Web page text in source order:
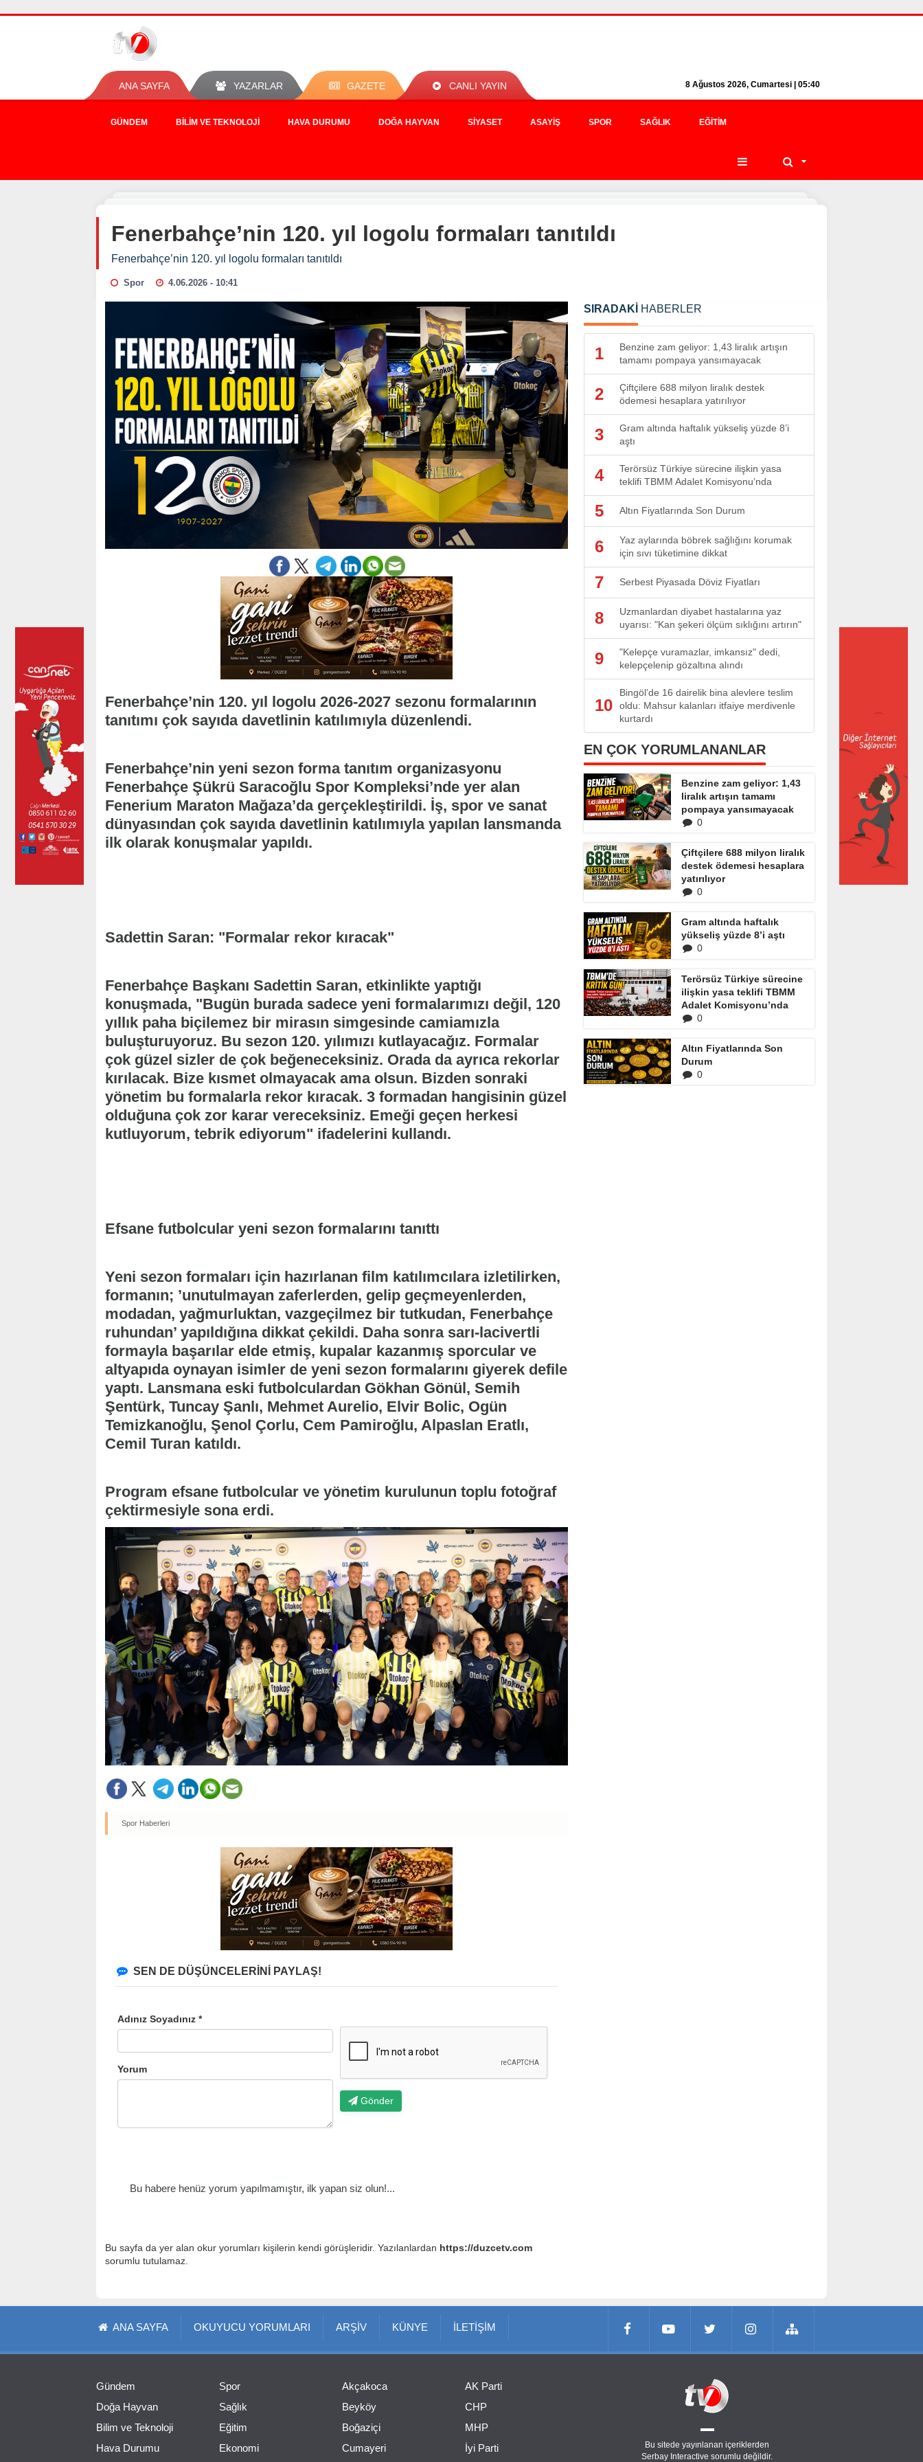
ANA SAYFA YAZARLAR GAZETE CANLI YAYIN 8 Ağustos 2026, Cumartesi | 05:40
GÜNDEM BILIM VE TEKNOLOJI HAVA DURUMU DOĞA HAYVAN SIYASET ASAYIŞ SPOR SAĞLIK EĞITIM
Fenerbahçe’nin 120. yıl logolu formaları tanıtıldı
Fenerbahçe’nin 120. yıl logolu formaları tanıtıldı
Spor 4.06.2026 - 10:41
Fenerbahçe’nin 120. yıl logolu 2026-2027 sezonu formalarının
tanıtımı çok sayıda davetlinin katılımıyla düzenlendi.
Fenerbahçe’nin yeni sezon forma tanıtım organizasyonu
Fenerbahçe Şükrü Saracoğlu Spor Kompleksi’nde yer alan
Fenerium Maraton Mağaza’da gerçekleştirildi. İş, spor ve sanat
dünyasından çok sayıda davetlinin katılımıyla yapılan lansmanda
ilk olarak konuşmalar yapıldı.
Sadettin Saran: "Formalar rekor kıracak"
Fenerbahçe Başkanı Sadettin Saran, etkinlikte yaptığı
konuşmada, "Bugün burada sadece yeni formalarımızı değil, 120
yıllık paha biçilemez bir mirasın simgesinde camiamızla
buluşturuyoruz. Bu sezon 120. yılımızı kutlayacağız. Formalar
çok güzel sizler de çok beğeneceksiniz. Orada da ayrıca rekorlar
kırılacak. Bize kısmet olmayacak ama olsun. Bizden sonraki
yönetim bu formalarla rekor kıracak. 3 formadan hangisinin güzel
olduğuna çok zor karar vereceksiniz. Emeği geçen herkesi
kutluyorum, tebrik ediyorum" ifadelerini kullandı.
Efsane futbolcular yeni sezon formalarını tanıttı
Yeni sezon formaları için hazırlanan film katılımcılara izletilirken,
formanın; ’unutulmayan zaferlerden, gelip geçmeyenlerden,
modadan, yağmurluktan, vazgeçilmez bir tutkudan, Fenerbahçe
ruhundan’ yapıldığına dikkat çekildi. Daha sonra sarı-lacivertli
formayla başarılar elde etmiş, kupalar kazanmış sporcular ve
altyapıda oynayan isimler de yeni sezon formalarını giyerek defile
yaptı. Lansmana eski futbolculardan Gökhan Gönül, Semih
Şentürk, Tuncay Şanlı, Mehmet Aurelio, Elvir Bolic, Ogün
Temizkanoğlu, Şenol Çorlu, Cem Pamiroğlu, Alpaslan Eratlı,
Cemil Turan katıldı.
Program efsane futbolcular ve yönetim kurulunun toplu fotoğraf
çektirmesiyle sona erdi.
Spor Haberleri
SEN DE DÜŞÜNCELERİNİ PAYLAŞ!
Adınız Soyadınız *
Yorum
Gönder
Bu habere henüz yorum yapılmamıştır, ilk yapan siz olun!...
Bu sayfa da yer alan okur yorumları kişilerin kendi görüşleridir. Yazılanlardan https://duzcetv.com
sorumlu tutulamaz.
SIRADAKİ HABERLER
1
Benzine zam geliyor: 1,43 liralık artışın
tamamı pompaya yansımayacak
2
Çiftçilere 688 milyon liralık destek
ödemesi hesaplara yatırılıyor
3
Gram altında haftalık yükseliş yüzde 8’i
aştı
4
Terörsüz Türkiye sürecine ilişkin yasa
teklifi TBMM Adalet Komisyonu’nda
5 Altın Fiyatlarında Son Durum
6
Yaz aylarında böbrek sağlığını korumak
için sıvı tüketimine dikkat
7 Serbest Piyasada Döviz Fiyatları
8
Uzmanlardan diyabet hastalarına yaz
uyarısı: "Kan şekeri ölçüm sıklığını artırın"
9
"Kelepçe vuramazlar, imkansız" dedi,
kelepçelenip gözaltına alındı
10
Bingöl’de 16 dairelik bina alevlere teslim
oldu: Mahsur kalanları itfaiye merdivenle
kurtardı
EN ÇOK YORUMLANANLAR
Benzine zam geliyor: 1,43
liralık artışın tamamı
pompaya yansımayacak
0
Çiftçilere 688 milyon liralık
destek ödemesi hesaplara
yatırılıyor
0
Gram altında haftalık
yükseliş yüzde 8’i aştı
0
Terörsüz Türkiye sürecine
ilişkin yasa teklifi TBMM
Adalet Komisyonu’nda
0
Altın Fiyatlarında Son
Durum
0
ANA SAYFA OKUYUCU YORUMLARI ARŞİV KÜNYE İLETİŞİM
Gündem
Doğa Hayvan
Bilim ve Teknoloji
Hava Durumu
Spor
Sağlık
Eğitim
Ekonomi
Akçakoca
Beyköy
Boğaziçi
Cumayeri
AK Parti
CHP
MHP
İyi Parti
Bu sitede yayınlanan içeriklerden
Serbay Interactive sorumlu değildir.